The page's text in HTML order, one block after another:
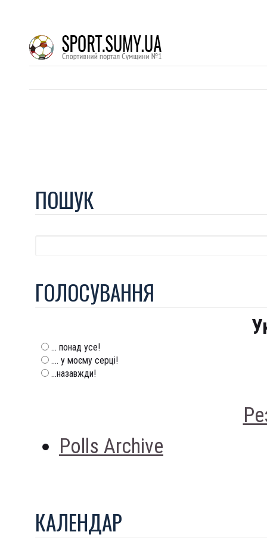
ПОШУК
ГОЛОСУВАННЯ
... понад усе!
.... у моєму серці!
...назавжди!
Polls Archive
КАЛЕНДАР